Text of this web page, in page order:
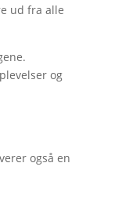
ud fra alle
og
også en